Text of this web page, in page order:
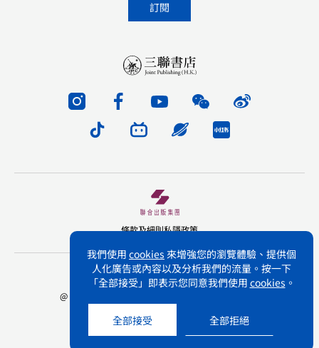
我們使用 cookies 來增強您的瀏覽體驗、提供個
人化廣告或內容以及分析我們的流量。按一下
「全部接受」即表示您同意我們使用 cookies 。
全部接受 全部拒絕
版權所有 不得轉載 三聯書店(香港)有限公司
@ Joint Publishing (Hong Kong) Company Limited.
All rights reserved.
條款及細則私隱政策